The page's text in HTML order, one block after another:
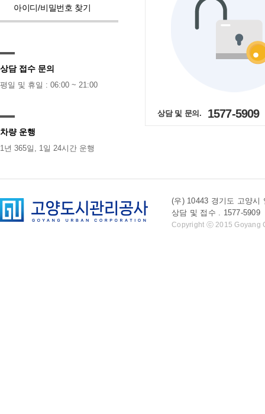
아이디/비밀번호 찾기
상담 접수 문의
평일 및 휴일 : 06:00 ~ 21:00
차량 운행
1년 365일, 1일 24시간 운행
상담 및 문의. 1577-5909
(우) 10443 경기도 고양시
상담 및 접수 . 1577-
Copyright ⓒ 2015 Goyang